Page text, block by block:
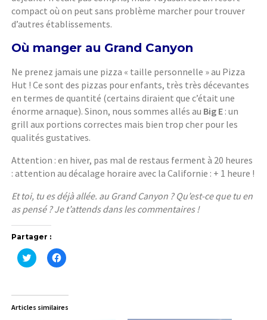
compact où on peut sans problème marcher pour trouver
d’autres établissements.
Où manger au Grand Canyon
Ne prenez jamais une pizza « taille personnelle » au Pizza
Hut ! Ce sont des pizzas pour enfants, très très décevantes
en termes de quantité (certains diraient que c’était une
énorme arnaque). Sinon, nous sommes allés au Big E : un
grill aux portions correctes mais bien trop cher pour les
qualités gustatives.
Attention : en hiver, pas mal de restaus ferment à 20 heures
: attention au décalage horaire avec la Californie : + 1 heure !
Et toi, tu es déjà allée. au Grand Canyon ? Qu’est-ce que tu en
as pensé ? Je t’attends dans les commentaires !
Partager :
C
l
e
p
C
l
e
p
Articles similaires